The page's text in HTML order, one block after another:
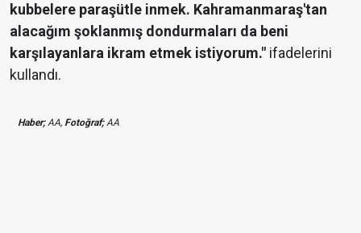
kubbelere paraşütle inmek. Kahramanmaraş'tan
alacağım şoklanmış dondurmaları da beni
karşılayanlara ikram etmek istiyorum." ifadelerini
kullandı.
Haber;AA, Fotoğraf;AA